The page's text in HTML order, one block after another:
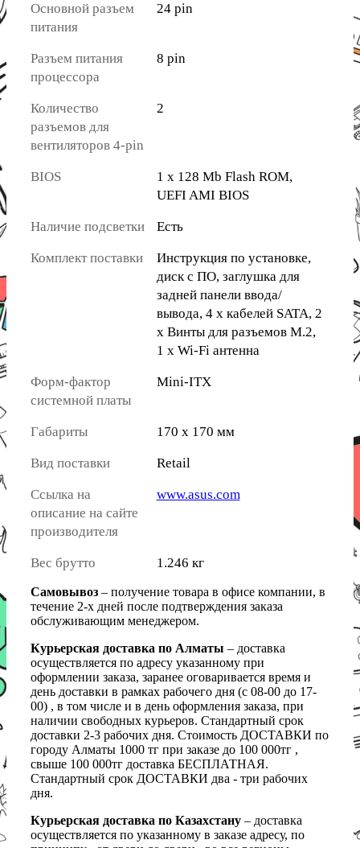
Основной разъем
питания
24 pin
Разъем питания
процессора
8 pin
Количество
разъемов для
вентиляторов 4-pin
2
BIOS
1 x 128 Mb Flash ROM,
UEFI AMI BIOS
Наличие подсветки Есть
Комплект поставки
Инструкция по установке,
диск с ПО, заглушка для
задней панели ввода/
вывода, 4 x кабелей SATA, 2
x Винты для разъемов M.2,
1 x Wi-Fi антенна
Форм-фактор
системной платы
Mini-ITX
Габариты 170 x 170 мм
Вид поставки Retail
Ссылка на
описание на сайте
производителя
www.asus.com
Вес брутто 1.246 кг
Самовывоз – получение товара в офисе компании, в
течение 2-х дней после подтверждения заказа
обслуживающим менеджером.
Курьерская доставка по Алматы – доставка
осуществляется по адресу указанному при
оформлении заказа, заранее оговаривается время и
день доставки в рамках рабочего дня (с 08-00 до 17-
00) , в том числе и в день оформления заказа, при
наличии свободных курьеров. Стандартный срок
доставки 2-3 рабочих дня. Стоимость ДОСТАВКИ по
городу Алматы 1000 тг при заказе до 100 000тг ,
свыше 100 000тг доставка БЕСПЛАТНАЯ.
Стандартный срок ДОСТАВКИ два - три рабочих
дня.
Курьерская доставка по Казахстану – доставка
осуществляется по указанному в заказе адресу, по